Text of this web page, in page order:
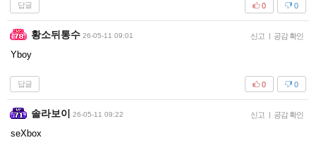
답글 0
0
황소뒤통수 26-05-11 09:01 신고 | 공감 확인
Yboy
답글 0
0
솔라보이 26-05-11 09:22 신고 | 공감 확인
seXbox